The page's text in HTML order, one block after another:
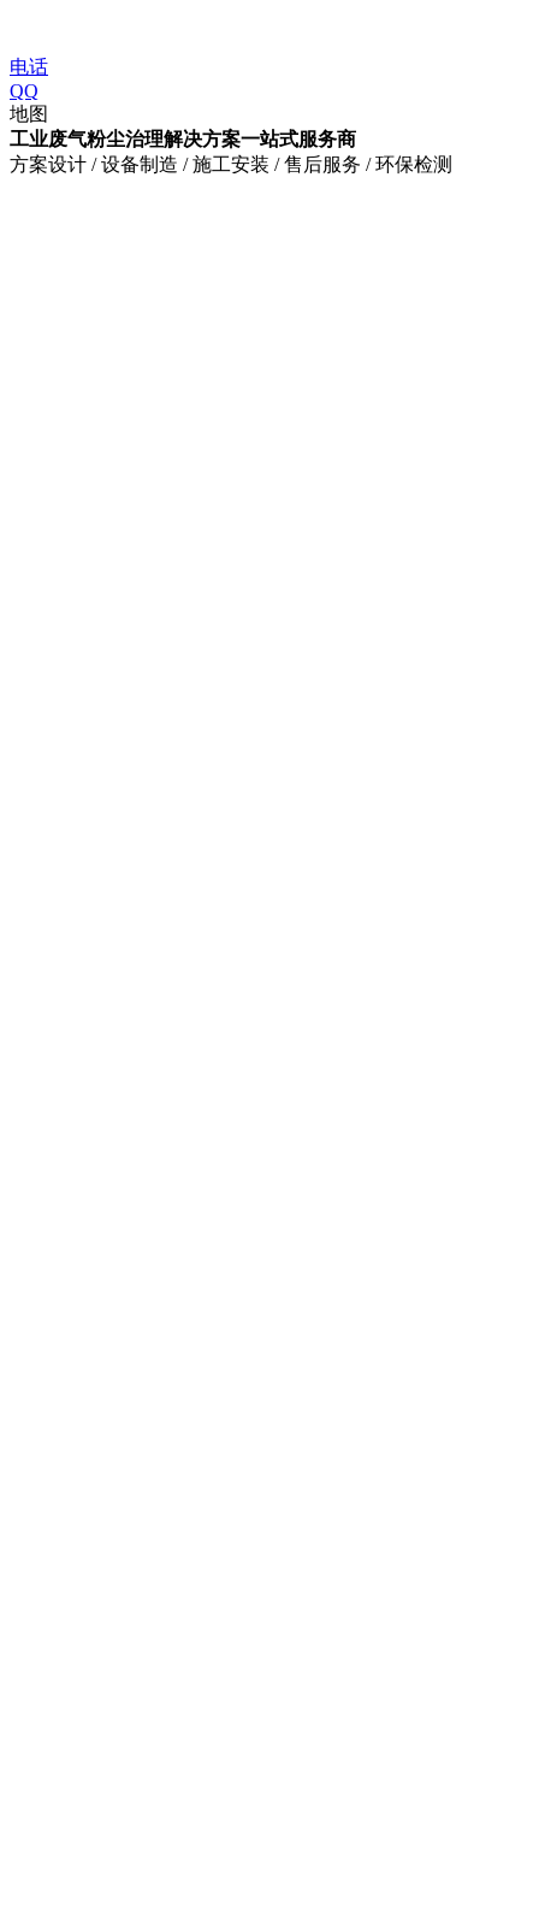
电话
QQ
地图
工业废气粉尘治理解决方案一站式服务商
方案设计 / 设备制造 / 施工安装 / 售后服务 / 环保检测